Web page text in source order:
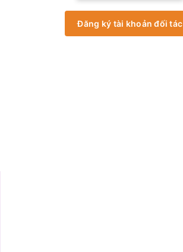
Đăng ký tài khoản đối tác